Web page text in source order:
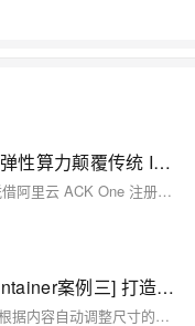
，打造云端最佳容器化应
智联招聘 × 阿里云 ACK One：云端弹性算力颠覆传统 IDC 架构，打造春招技术新范式
在 2025 年春季招聘季的激战中，智联招聘凭借阿里云 ACK One 注册集群与弹性 ACS 算力的深度融合，成功突破传统 IDC 机房的算力瓶颈，以云上弹性架构支撑千万级用户的高并发访问，实现招聘服务效率与稳定性的双重跃升。
46.[HarmonyOS NEXT RelativeContainer案例三] 打造自适应容器：内容驱动的智能尺寸调整技术
在HarmonyOS NEXT的UI开发中，创建能够根据内容自动调整尺寸的容器是实现灵活布局的关键。RelativeContainer结合自适应尺寸设置，可以实现内容驱动的智能尺寸调整，使UI更加灵活且易于维护。本教程将详细讲解如何创建自适应尺寸的RelativeContainer，帮助你掌握这一实用技术。